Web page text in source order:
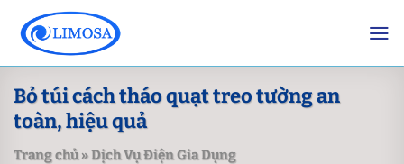
content
Bỏ túi cách tháo quạt treo tường an
toàn, hiệu quả
Trang chủ»Dịch Vụ Điện Gia Dụng